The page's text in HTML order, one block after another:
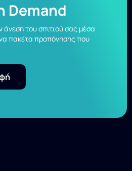
Demand
άνεση του σπιτιού σας μέσα
πακέτα προπόνησης που